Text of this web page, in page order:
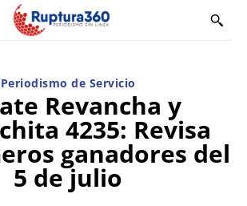
Periodismo de Servicio
Revancha y
4235: Revisa
ganadores del
5 de julio